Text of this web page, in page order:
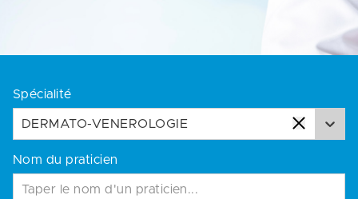
Spécialité
DERMATO-VENEROLOGIE
Nom du praticien